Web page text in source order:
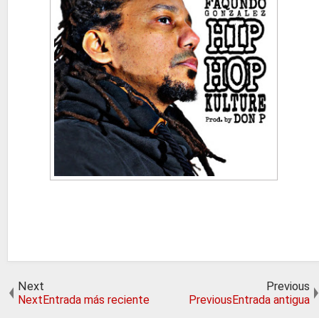
Next
NextEntrada más reciente
Previous
PreviousEntrada antigua